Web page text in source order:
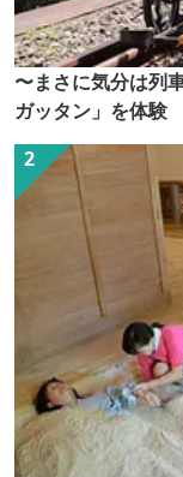
〜まさに気分は列
ガッタン」を体験